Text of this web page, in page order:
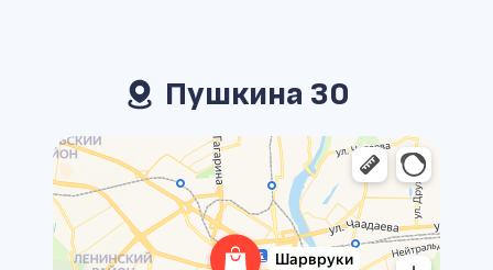
Пушкина 30